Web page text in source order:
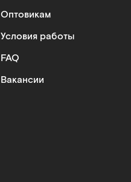
Оптовикам
Условия работы
FAQ
Вакансии